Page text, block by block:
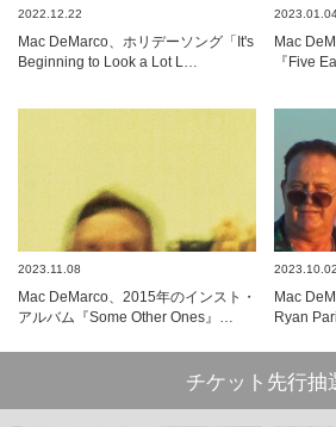
2022.12.22
Mac DeMarco、ホリデーソング「It's
Beginning to Look a Lot L…
Mac
『Five
2023.11.08
Mac DeMarco、2015年のインスト・
アルバム『Some Other Ones』…
2023.10.02
Mac
Ryan
チケット先行抽